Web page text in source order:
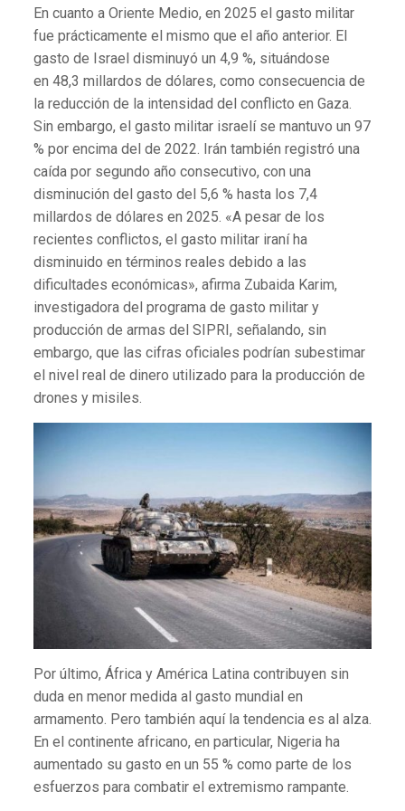
En cuanto a Oriente Medio, en 2025 el gasto militar
fue prácticamente el mismo que el año anterior. El
gasto de Israel disminuyó un 4,9 %, situándose
en 48,3 millardos de dólares, como consecuencia de
la reducción de la intensidad del conflicto en Gaza.
Sin embargo, el gasto militar israelí se mantuvo un 97
% por encima del de 2022. Irán también registró una
caída por segundo año consecutivo, con una
disminución del gasto del 5,6 % hasta los 7,4
millardos de dólares en 2025. «A pesar de los
recientes conflictos, el gasto militar iraní ha
disminuido en términos reales debido a las
dificultades económicas», afirma Zubaida Karim,
investigadora del programa de gasto militar y
producción de armas del SIPRI, señalando, sin
embargo, que las cifras oficiales podrían subestimar
el nivel real de dinero utilizado para la producción de
drones y misiles.
Por último, África y América Latina contribuyen sin
duda en menor medida al gasto mundial en
armamento. Pero también aquí la tendencia es al alza.
En el continente africano, en particular, Nigeria ha
aumentado su gasto en un 55 % como parte de los
esfuerzos para combatir el extremismo rampante.